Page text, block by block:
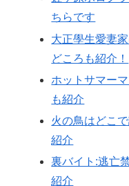
ちらです
大正學生愛妻
どころも紹介！
ホットサマー
も紹介
火の鳥はどこ
紹介
裏バイト:逃亡
紹介